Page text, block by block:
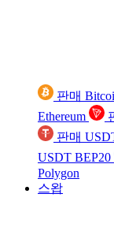
판매
Ethereum
판매
USDT BEP20
Polygon
스왑